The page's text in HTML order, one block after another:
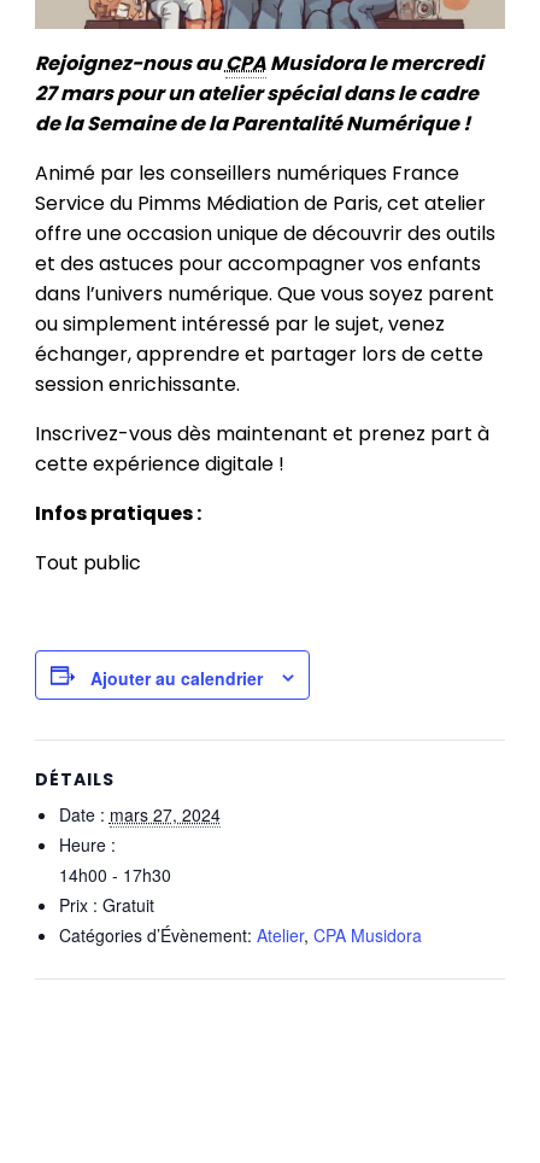
Rejoignez-nous auCPAMusidora le mercredi
27 mars pour un atelier spécial dans le cadre
de la Semaine de la Parentalité Numérique !
Animé par les conseillers numériques France
Service du Pimms Médiation de Paris, cet atelier
offre une occasion unique de découvrir des outils
et des astuces pour accompagner vos enfants
dans l’univers numérique. Que vous soyez parent
ou simplement intéressé par le sujet, venez
échanger, apprendre et partager lors de cette
session enrichissante.
Inscrivez-vous dès maintenant et prenez part à
cette expérience digitale !
Infos pratiques :
Tout public
Ajouter au calendrier
DÉTAILS
Date : mars 27, 2024
Heure :
14h00 - 17h30
Prix : Gratuit
Catégories d’Évènement: Atelier, CPA Musidora